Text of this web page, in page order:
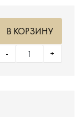
+
-
В КОРЗИНУ